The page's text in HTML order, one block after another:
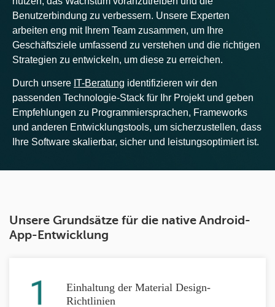
Benutzerbindung zu verbessern. Unsere Experten
arbeiten eng mit Ihrem Team zusammen, um Ihre
Geschäftsziele umfassend zu verstehen und die richtigen
Strategien zu entwickeln, um diese zu erreichen.
Durch unsere IT-Beratung identifizieren wir den
passenden Technologie-Stack für Ihr Projekt und geben
Empfehlungen zu Programmiersprachen, Frameworks
und anderen Entwicklungstools, um sicherzustellen, dass
Ihre Software skalierbar, sicher und leistungsoptimiert ist.
Unsere Grundsätze für die native Android-
App-Entwicklung
Einhaltung der Material Design-
Richtlinien